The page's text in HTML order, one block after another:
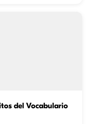
del Vocabulario